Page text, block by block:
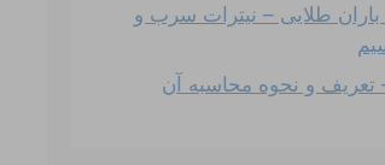
طلایی – نیترات سرب و
تعریف و نحوه محاسبه آن